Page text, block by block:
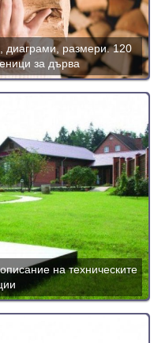
диаграми, размери. 120
за дърва
на техническите